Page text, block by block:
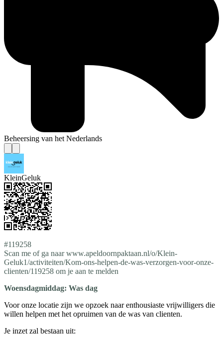
Beheersing van het Nederlands
KleinGeluk
#119258
Scan me of ga naar www.apeldoornpaktaan.nl/o/Klein-
Geluk1/activiteiten/Kom-ons-helpen-de-was-verzorgen-voor-onze-
clienten/119258 om je aan te melden
Woensdagmiddag: Was dag
Voor onze locatie zijn we opzoek naar enthousiaste vrijwilligers die
willen helpen met het opruimen van de was van clienten.
Je inzet zal bestaan uit: